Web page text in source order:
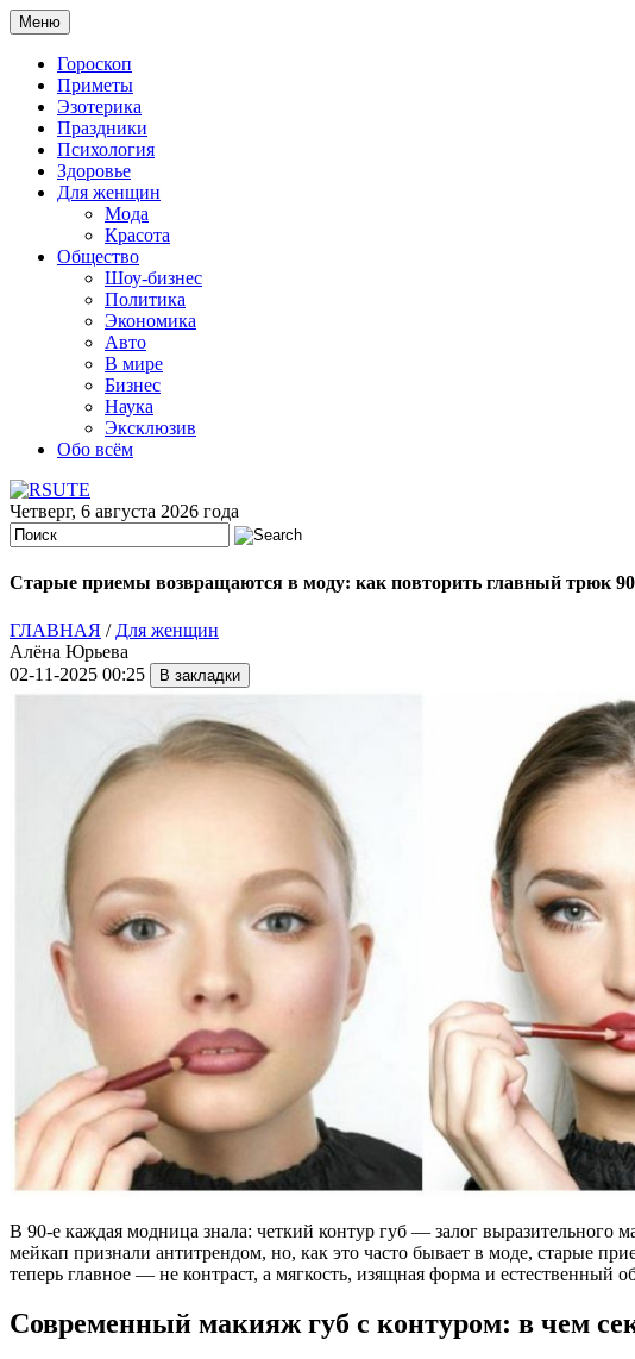
Меню
Гороскоп
Приметы
Эзотерика
Праздники
Психология
Здоровье
Для женщин
Мода
Красота
Общество
Шоу-бизнес
Политика
Экономика
Авто
В мире
Бизнес
Наука
Эксклюзив
Обо всём
Четверг, 6 августа 2026 года
Старые приемы возвращаются в моду: как повторить главный трюк
ГЛАВНАЯ / Для женщин
Алёна Юрьева
02-11-2025 00:25
В 90-е каждая модница знала: четкий контур губ — залог выразительного
мейкап признали антитрендом, но, как это часто бывает в моде, старые
теперь главное — не контраст, а мягкость, изящная форма и естественный
Современный макияж губ с контуром: в чем